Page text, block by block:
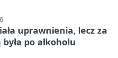
uprawnienia, lecz za
po alkoholu